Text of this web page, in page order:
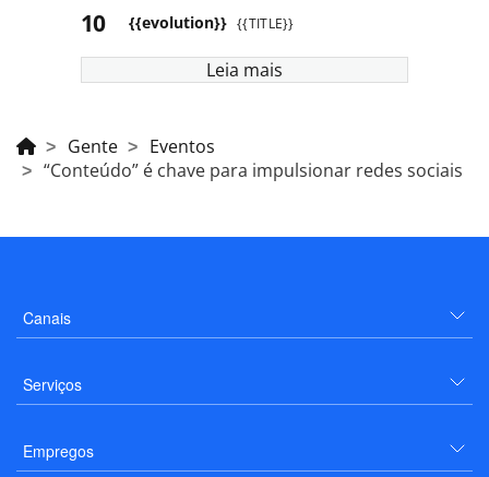
{{evolution}} {{TITLE}}
Leia mais
Gente
Eventos
“Conteúdo” é chave para impulsionar redes sociais
Canais
Serviços
Empregos